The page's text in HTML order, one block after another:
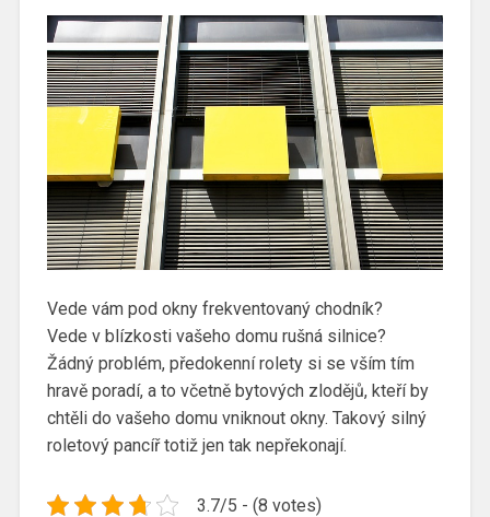
Vede vám pod okny frekventovaný chodník?
Vede v blízkosti vašeho domu rušná silnice?
Žádný problém, předokenní rolety si se vším tím
hravě poradí, a to včetně bytových zlodějů, kteří by
chtěli do vašeho domu vniknout okny. Takový silný
roletový pancíř totiž jen tak nepřekonají.
3.7/5 - (8 votes)